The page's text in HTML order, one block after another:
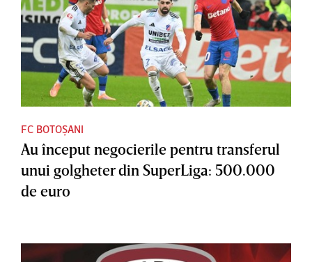
FC BOTOȘANI
Au început negocierile pentru transferul
unui golgheter din SuperLiga: 500.000
de euro